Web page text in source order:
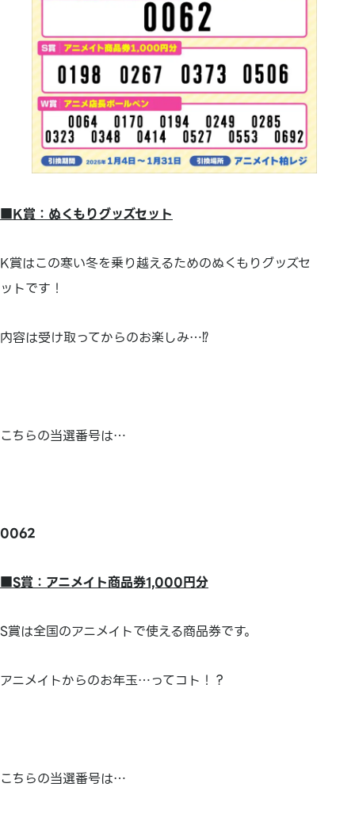
■K賞：ぬくもりグッズセット
K賞はこの寒い冬を乗り越えるためのぬくもりグッズセ
ットです！
内容は受け取ってからのお楽しみ…⁉
こちらの当選番号は…
0062
■S賞：アニメイト商品券1,000円分
S賞は全国のアニメイトで使える商品券です。
アニメイトからのお年玉…ってコト！？
こちらの当選番号は…